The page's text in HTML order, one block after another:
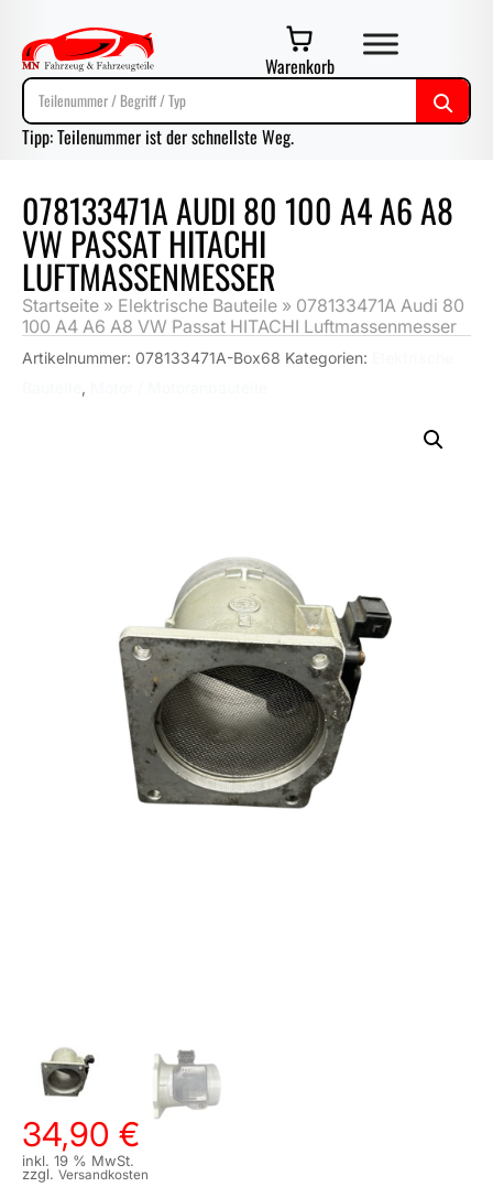
Warenkorb
Tipp: Teilenummer ist der schnellste Weg.
078133471A AUDI 80 100 A4 A6 A8
VW PASSAT HITACHI
LUFTMASSENMESSER
Startseite » Elektrische Bauteile » 078133471A Audi 80
100 A4 A6 A8 VW Passat HITACHI Luftmassenmesser
Artikelnummer: 078133471A-Box68 Kategorien:
,
34,90 €
inkl. 19 % MwSt.
zzgl. Versandkosten